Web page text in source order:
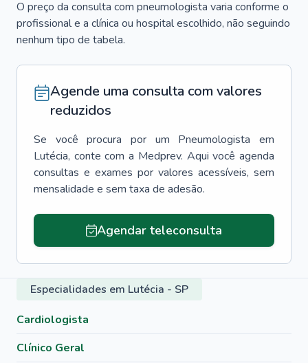
O preço da consulta com pneumologista varia conforme o
profissional e a clínica ou hospital escolhido, não seguindo
nenhum tipo de tabela.
Agende uma consulta com valores
reduzidos
Se você procura por um Pneumologista
em
Lutécia, conte com a Medprev. Aqui você agenda
consultas e exames por valores acessíveis, sem
mensalidade e sem taxa de adesão.
Agendar teleconsulta
Especialidades em Lutécia - SP
Cardiologista
Clínico Geral